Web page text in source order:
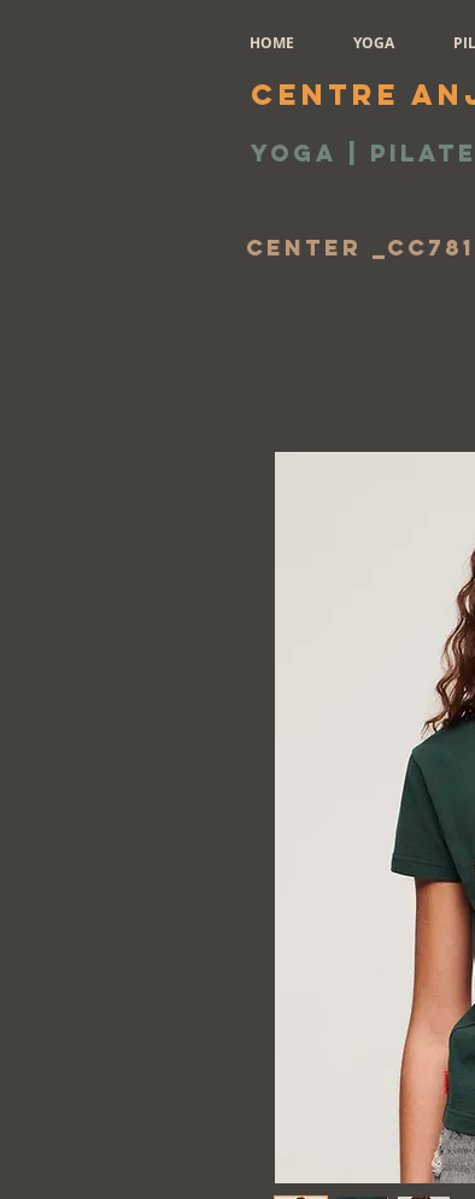
HOME YOGA
Centre
Yoga |
Center